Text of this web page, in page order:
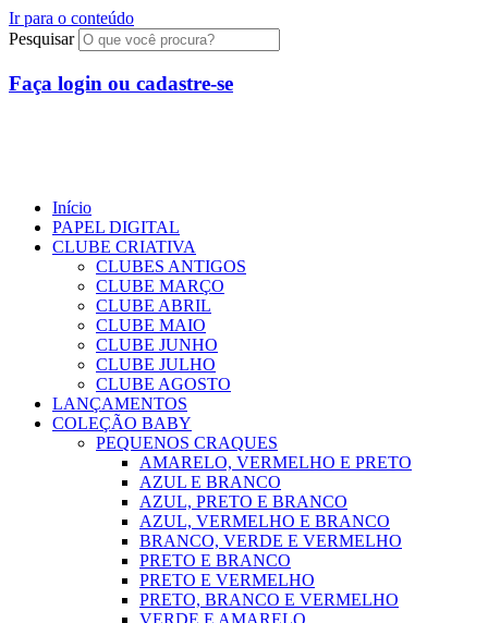
Ir para o conteúdo
Pesquisar
Faça login ou cadastre-se
Início
PAPEL DIGITAL
CLUBE CRIATIVA
CLUBES ANTIGOS
CLUBE MARÇO
CLUBE ABRIL
CLUBE MAIO
CLUBE JUNHO
CLUBE JULHO
CLUBE AGOSTO
LANÇAMENTOS
COLEÇÃO BABY
PEQUENOS CRAQUES
AMARELO, VERMELHO E PRETO
AZUL E BRANCO
AZUL, PRETO E BRANCO
AZUL, VERMELHO E BRANCO
BRANCO, VERDE E VERMELHO
PRETO E BRANCO
PRETO E VERMELHO
PRETO, BRANCO E VERMELHO